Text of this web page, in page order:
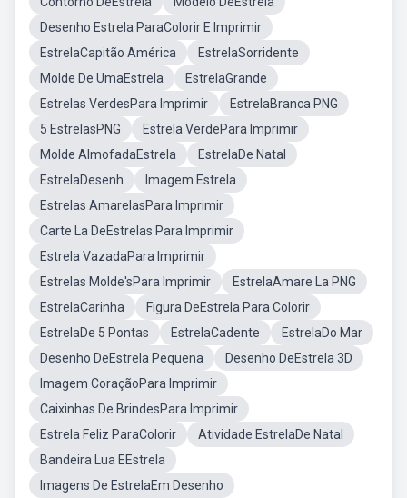
Desenho Estrela ParaColorir E Imprimir
EstrelaCapitão América
EstrelaSorridente
Molde De UmaEstrela
EstrelaGrande
Estrelas VerdesPara Imprimir
EstrelaBranca PNG
5 EstrelasPNG
Estrela VerdePara Imprimir
Molde AlmofadaEstrela
EstrelaDe Natal
EstrelaDesenh
Imagem Estrela
Estrelas AmarelasPara Imprimir
Carte La DeEstrelas Para Imprimir
Estrela VazadaPara Imprimir
Estrelas Molde'sPara Imprimir
EstrelaAmare La PNG
EstrelaCarinha
Figura DeEstrela Para Colorir
EstrelaDe 5 Pontas
EstrelaCadente
EstrelaDo Mar
Desenho DeEstrela Pequena
Desenho DeEstrela 3D
Imagem CoraçãoPara Imprimir
Caixinhas De BrindesPara Imprimir
Estrela Feliz ParaColorir
Atividade EstrelaDe Natal
Bandeira Lua EEstrela
Imagens De EstrelaEm Desenho